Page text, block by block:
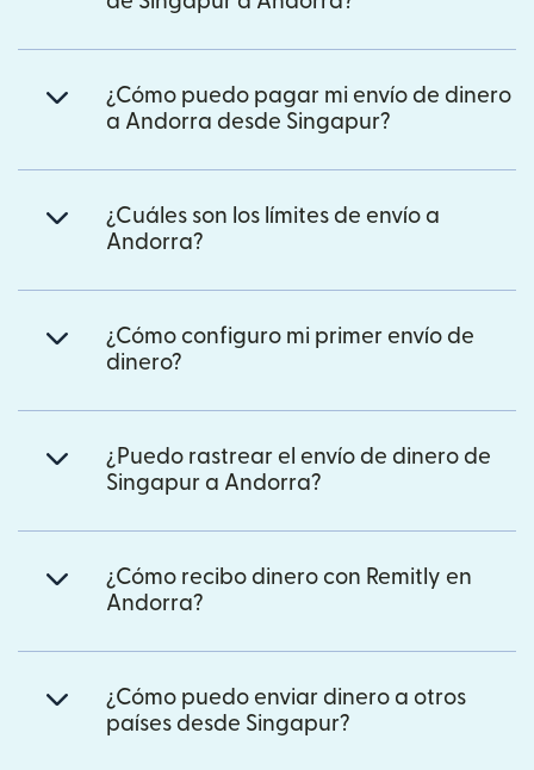
¿Cómo puedo pagar mi envío de dinero
a Andorra desde Singapur?
¿Cuáles son los límites de envío a
Andorra?
¿Cómo configuro mi primer envío de
dinero?
¿Puedo rastrear el envío de dinero de
Singapur a Andorra?
¿Cómo recibo dinero con Remitly en
Andorra?
¿Cómo puedo enviar dinero a otros
países desde Singapur?